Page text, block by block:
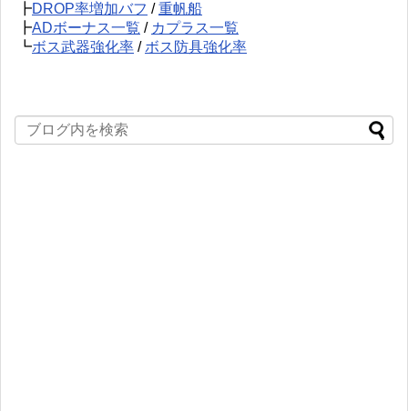
┣DROP率増加バフ /重帆船
┣ADボーナス一覧 / カプラス一覧
┗ボス武器強化率 / ボス防具強化率